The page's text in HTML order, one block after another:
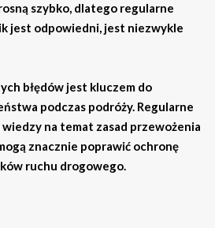
szybko, dlatego regularne
jest odpowiedni, jest niezwykle
błędów jest kluczem do
podczas podróży. Regularne
na temat zasad przewożenia
znacznie poprawić ochronę
ruchu drogowego.